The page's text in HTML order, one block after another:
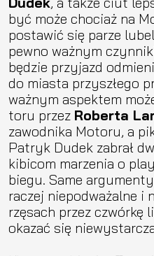
być może chociaż na
postawić się parze
pewno ważnym
będzie przyjazd
do miasta przyszłego
ważnym aspektem
toru przez Roberta
zawodnika Motoru, a
Patryk Dudek zabrał
kibicom marzenia o
biegu. Same
raczej niepodważalne i
rzęsach przez czwórkę
okazać się